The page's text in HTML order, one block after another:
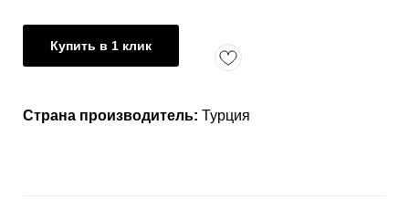
Купить в 1 клик
Страна производитель: Турция